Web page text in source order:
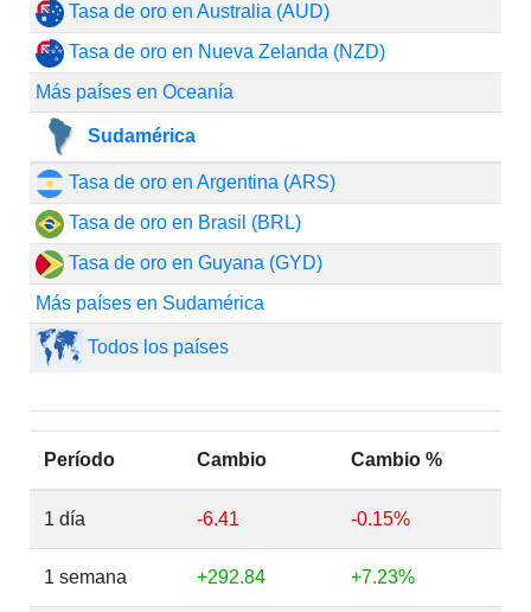
Tasa de oro en Australia (AUD)
Tasa de oro en Nueva Zelanda (NZD)
Más países en Oceanía
Sudamérica
Tasa de oro en Argentina (ARS)
Tasa de oro en Brasil (BRL)
Tasa de oro en Guyana (GYD)
Más países en Sudamérica
Todos los países
Período Cambio Cambio %
1 día -6.41 -0.15%
1 semana +292.84 +7.23%